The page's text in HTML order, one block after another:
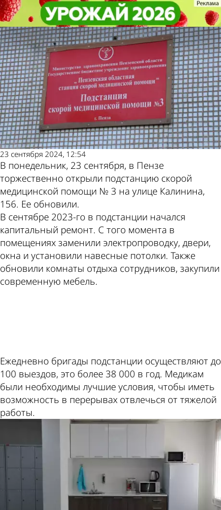
В Пензе обновили подстанцию
скорой медицинской помощи № 3
Общество
23 сентября 2024, 12:54
В понедельник, 23 сентября, в Пензе
торжественно открыли подстанцию скорой
медицинской помощи № 3 на улице Калинина,
156. Ее обновили.
В сентябре 2023-го в подстанции начался
капитальный ремонт. С того момента в
помещениях заменили электропроводку, двери,
окна и установили навесные потолки. Также
обновили комнаты отдыха сотрудников, закупили
современную мебель.
Ежедневно бригады подстанции осуществляют до
100 выездов, это более 38 000 в год. Медикам
были необходимы лучшие условия, чтобы иметь
возможность в перерывах отвлечься от тяжелой
работы.
В Пензе обновили подстанцию
скорой медицинской помощи № 3
Общество
Другие
новости по
теме
Погода и
курсы валют
в Пензе